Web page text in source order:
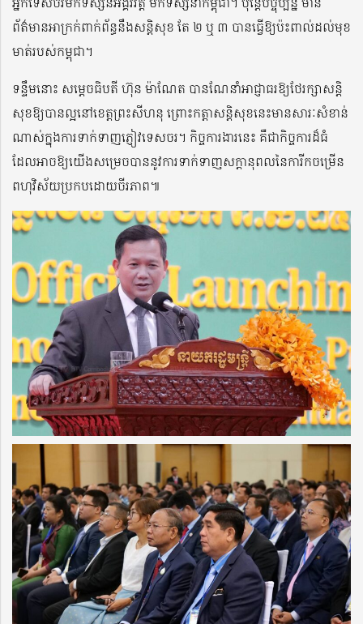
ព័ត៌មានអាក្រក់ពាក់ព័ន្ធនឹងសន្ដិសុខ តែ ២ ឬ ៣ បានធ្វើឱ្យប៉ះពាល់ដល់មុខ
មាត់របស់កម្ពុជា។
ទន្ទឹមនោះ សម្ដេចធិបតី ហ៊ុន ម៉ាណែត បានណែនាំអាជ្ញាធរឱ្យថែរក្សាសន្តិ
សុខឱ្យបានល្អនៅខេត្តព្រះសីហនុ ព្រោះកត្តាសន្តិសុខនេះមានសារៈសំខាន់
ណាស់ក្នុងការទាក់ទាញភ្ញៀវទេសចរ។ កិច្ចការងារនេះ គឺជាកិច្ចការដ៏ធំ
ដែលអាចឱ្យយើងសម្រេចបាននូវការទាក់ទាញសក្ដានុពលនៃការីកចម្រើន
ពហុវិស័យប្រកបដោយចីរភាព៕